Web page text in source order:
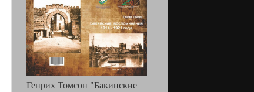
Генрих Томсон "Бакинские